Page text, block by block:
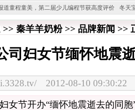
道童程童美，第二届少儿编程节获高度评价
冬天
强服务转型,毕竟母婴产品比较特殊。”
妇幼广场
>> 秦羊羊奶粉 >> 品牌新闻 >>
司妇女节缅怀地震
2012-08-10
女节开办“缅怀地震逝去的同